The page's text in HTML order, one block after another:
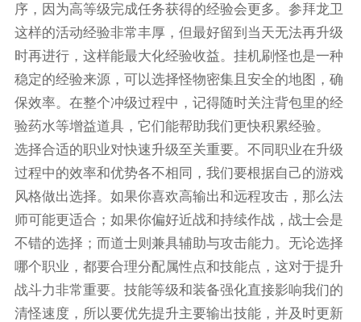
序，因为高等级完成任务获得的经验会更多。参拜龙卫
这样的活动经验非常丰厚，但最好留到当天无法再升级
时再进行，这样能最大化经验收益。挂机刷怪也是一种
稳定的经验来源，可以选择怪物密集且安全的地图，确
保效率。在整个冲级过程中，记得随时关注背包里的经
验药水等增益道具，它们能帮助我们更快积累经验。
选择合适的职业对快速升级至关重要。不同职业在升级
过程中的效率和优势各不相同，我们要根据自己的游戏
风格做出选择。如果你喜欢高输出和远程攻击，那么法
师可能更适合；如果你偏好近战和持续作战，战士会是
不错的选择；而道士则兼具辅助与攻击能力。无论选择
哪个职业，都要合理分配属性点和技能点，这对于提升
战斗力非常重要。技能等级和装备强化直接影响我们的
清怪速度，所以要优先提升主要输出技能，并及时更新